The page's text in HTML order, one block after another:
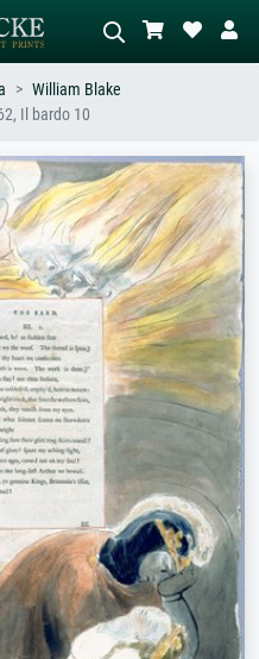
Descrivi la scena – es. prato verde,
astratto con molto rosso, dipinto a
olio scuro, nudo in piedi vicino a un
albero.
William Blake
Il bardo 10